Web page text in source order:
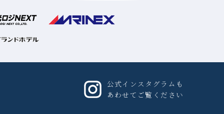
公式インスタグラムも
あわせてご覧ください